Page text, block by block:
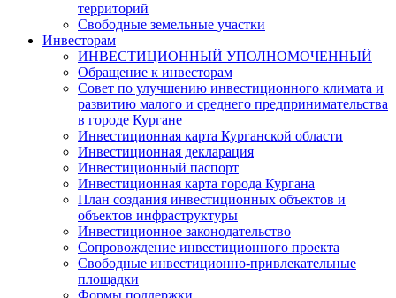
территорий
Свободные земельные участки
Инвесторам
ИНВЕСТИЦИОННЫЙ УПОЛНОМОЧЕННЫЙ
Обращение к инвесторам
Совет по улучшению инвестиционного климата и
развитию малого и среднего предпринимательства
в городе Кургане
Инвестиционная карта Курганской области
Инвестиционная декларация
Инвестиционный паспорт
Инвестиционная карта города Кургана
План создания инвестиционных объектов и
объектов инфраструктуры
Инвестиционное законодательство
Сопровождение инвестиционного проекта
Свободные инвестиционно-привлекательные
площадки
Формы поддержки